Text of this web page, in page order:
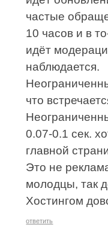
частые
10 часов и в
идёт
наблюдается.
что
0.07-0.1 сек.
главной
Это не
молодцы, так
Хостингом
ответить